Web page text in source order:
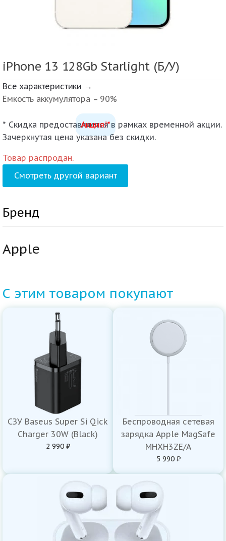
iPhone 13 128Gb Starlight (Б/У)
Все характеристики →
Ёмкость аккумулятора – 90%
Акция!*
* Скидка предоставляется в рамках временной акции.
Зачеркнутая цена указана без скидки.
Товар распродан.
Смотреть другой вариант
Бренд
Apple
С этим товаром покупают
СЗУ Baseus Super Si Qick
Charger 30W (Black)
2 990 ₽
Беспроводная сетевая
зарядка Apple MagSafe
MHXH3ZE/A
5 990 ₽